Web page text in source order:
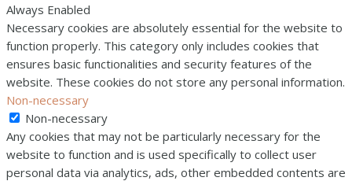
Always Enabled
Necessary cookies are absolutely essential for the website to
function properly. This category only includes cookies that
ensures basic functionalities and security features of the
website. These cookies do not store any personal information.
Non-necessary
Non-necessary
Any cookies that may not be particularly necessary for the
website to function and is used specifically to collect user
personal data via analytics, ads, other embedded contents are